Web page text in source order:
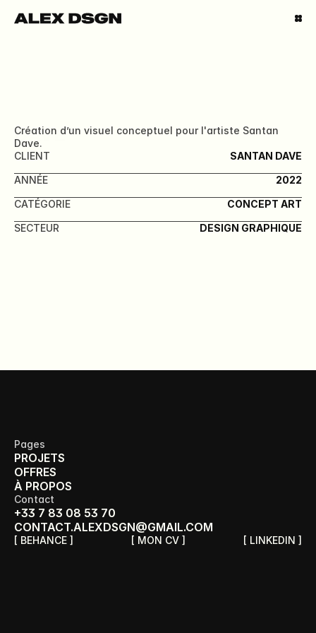
DAVE
Création d’un visuel conceptuel pour l'artiste Santan
Dave.
CLIENT
SANTAN DAVE
ANNÉE
2022
CATÉGORIE
CONCEPT ART
SECTEUR
DESIGN GRAPHIQUE
Pages
PROJETS
OFFRES
À PROPOS
Contact
+33 7 83 08 53 70
CONTACT.ALEXDSGN@GMAIL.COM
[ BEHANCE ] [ MON CV ] [ LINKEDIN ]